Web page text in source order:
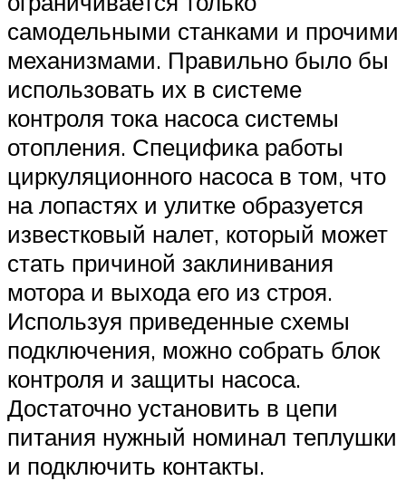
самодельными станками и прочими
механизмами. Правильно было бы
использовать их в системе
контроля тока насоса системы
отопления. Специфика работы
циркуляционного насоса в том, что
на лопастях и улитке образуется
известковый налет, который может
стать причиной заклинивания
мотора и выхода его из строя.
Используя приведенные схемы
подключения, можно собрать блок
контроля и защиты насоса.
Достаточно установить в цепи
питания нужный номинал теплушки
и подключить контакты.